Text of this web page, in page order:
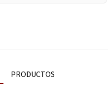
PRODUCTOS